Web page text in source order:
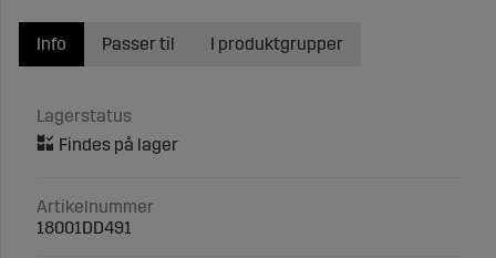
Info
Lagerstatus
Artikelnummer
18001DD491
Passer til I produktgrupper